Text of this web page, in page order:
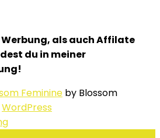
als auch Affilate
du in meiner
Feminine by Blossom
WordPress